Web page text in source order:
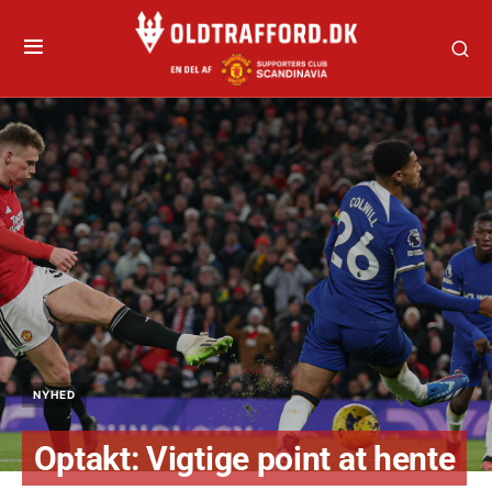
NYHED
Optakt: Vigtige point at hente